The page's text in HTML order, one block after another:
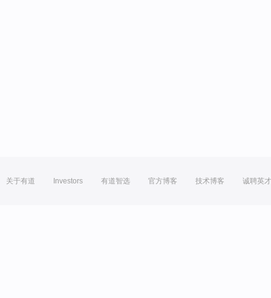
关于有道 Investors 有道智选 官方博客 技术博客 诚聘英才